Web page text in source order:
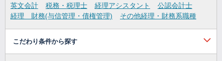
英文会計
税務・税理士 経理アシスタント
公認会計士
経理 財務(与信管理・債権管理)
その他経理・財務系職種
こだわり条件から探す